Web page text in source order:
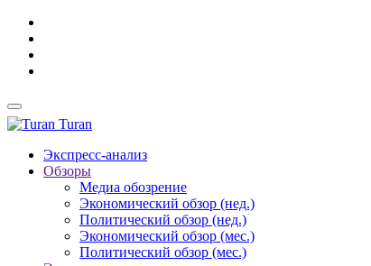
Turan
Экспресс-анализ
Обзоры
Медиа обозрение
Экономический обзор (нед.)
Политический обзор (нед.)
Экономический обзор (мес.)
Политический обзор (мес.)